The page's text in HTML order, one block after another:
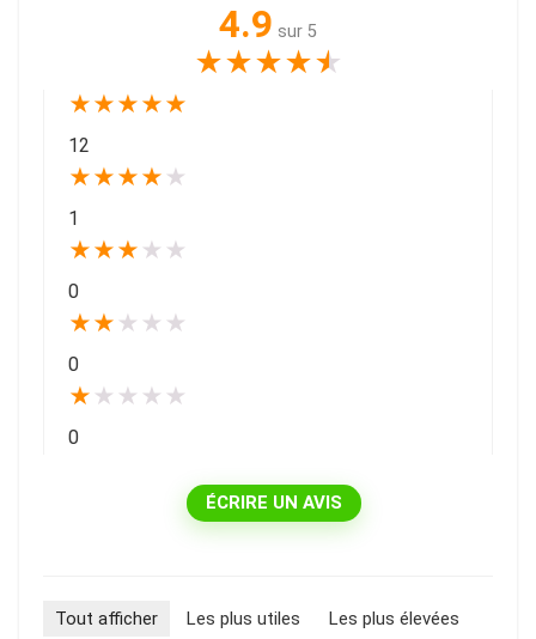
4.9 sur 5
★★★★★
★★★★★
12
★★★★ ★
1
★★★ ★ ★
0
★★ ★ ★ ★
0
★ ★ ★ ★ ★
0
ÉCRIRE UN AVIS
Tout afficher Les plus utiles
Les plus élevées